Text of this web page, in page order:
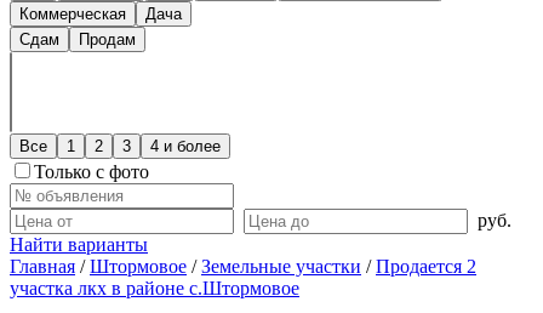
Коммерческая
Дача
Сдам
Продам
Все 1 2 3 4 и более
Только с фото
руб.
Найти варианты
Главная /Штормовое /Земельные участки /Продается 2
участка лкх в районе с.Штормовое